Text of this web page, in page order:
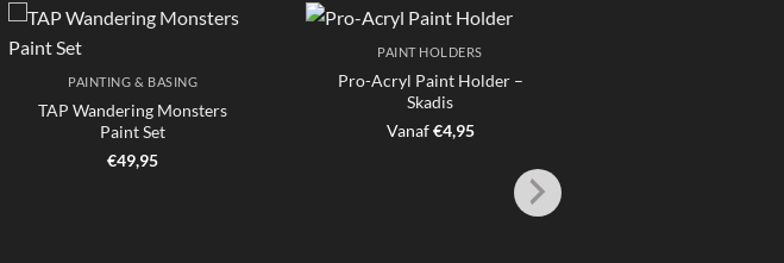
PAINTING & BASING
TAP Wandering Monsters
Paint Set
€49,95
PAINT HOLDERS
Pro-Acryl Paint Holder –
Skadis
Vanaf€4,95